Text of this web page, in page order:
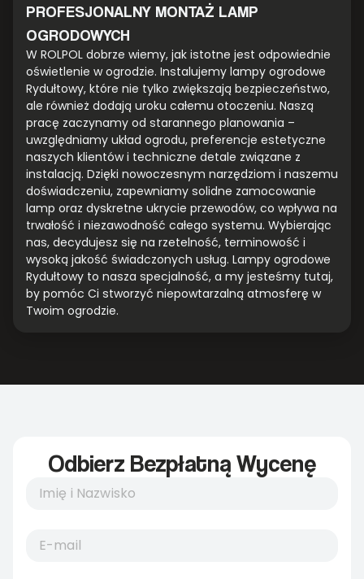
PROFESJONALNY MONTAŻ LAMP
OGRODOWYCH
W ROLPOL dobrze wiemy, jak istotne jest odpowiednie
oświetlenie w ogrodzie. Instalujemy lampy ogrodowe
Rydułtowy, które nie tylko zwiększają bezpieczeństwo,
ale również dodają uroku całemu otoczeniu. Naszą
pracę zaczynamy od starannego planowania –
uwzględniamy układ ogrodu, preferencje estetyczne
naszych klientów i techniczne detale związane z
instalacją. Dzięki nowoczesnym narzędziom i naszemu
doświadczeniu, zapewniamy solidne zamocowanie
lamp oraz dyskretne ukrycie przewodów, co wpływa na
trwałość i niezawodność całego systemu. Wybierając
nas, decydujesz się na rzetelność, terminowość i
wysoką jakość świadczonych usług. Lampy ogrodowe
Rydułtowy to nasza specjalność, a my jesteśmy tutaj,
by pomóc Ci stworzyć niepowtarzalną atmosferę w
Twoim ogrodzie.
Odbierz Bezpłatną Wycenę